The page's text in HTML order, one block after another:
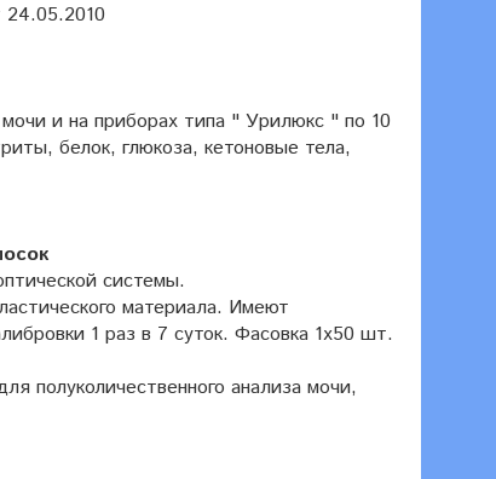
и на приборах типа " Урилюкс " по 10
белок, глюкоза, кетоновые тела,
системы.
материала. Имеют
1 раз в 7 суток. Фасовка 1х50 шт.
полуколичественного анализа мочи,